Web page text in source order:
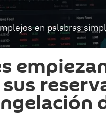
en palabras